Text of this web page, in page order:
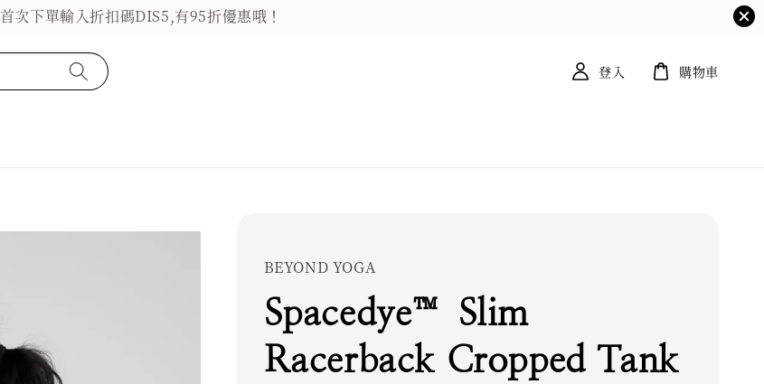
首次下單輸入折扣碼DIS5,有95折優惠哦！
登入 購物車
BEYOND YOGA
Spacedye™ Slim
Racerback Cropped Tank